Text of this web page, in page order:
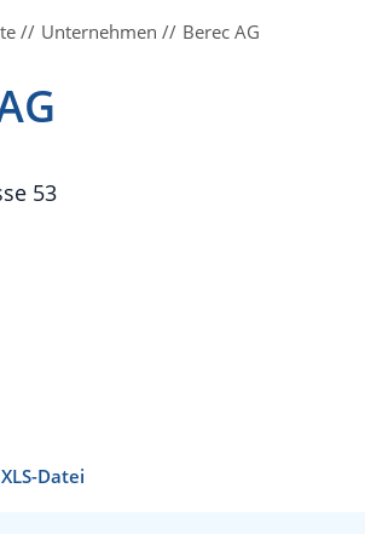
Unternehmen Berec AG
53
XLS-Datei